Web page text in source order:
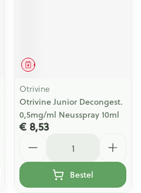
Geneesmiddel
Otrivine
Otrivine Junior Decongest.
0,5mg/ml Neusspray 10ml
€ 8,53
Bestel